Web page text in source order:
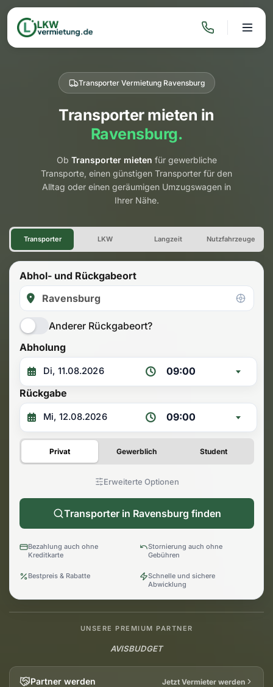
Transporter Vermietung Ravensburg
Transporter mieten in
Ravensburg.
Ob Transporter mieten für gewerbliche
Transporte, einen günstigen Transporter für den
Alltag oder einen geräumigen Umzugswagen in
Ihrer Nähe.
Transporter Vermietung
Transporter LKW Langzeit Nutzfahrzeuge
Abhol- und Rückgabeort
Anderer Rückgabeort?
Abholung
09:00
Rückgabe
09:00
Privat Gewerblich Student
Erweiterte Optionen
Transporter in Ravensburg finden
Bezahlung auch ohne
Kreditkarte
Stornierung auch ohne
Gebühren
Bestpreis & Rabatte
Schnelle und sichere
Abwicklung
UNSERE PREMIUM PARTNER
AVISBUDGET
Partner werden Jetzt Vermieter werden